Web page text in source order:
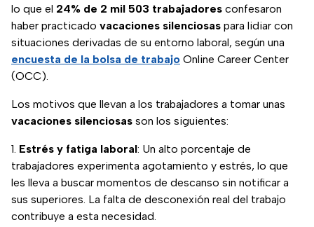
lo que el 24% de 2 mil 503 trabajadores confesaron
haber practicado vacaciones silenciosas para lidiar con
situaciones derivadas de su entorno laboral, según una
encuesta de la bolsa de trabajo Online Career Center
(OCC).
Los motivos que llevan a los trabajadores a tomar unas
vacaciones silenciosas son los siguientes:
Estrés y fatiga laboral: Un alto porcentaje de
trabajadores experimenta agotamiento y estrés, lo que
les lleva a buscar momentos de descanso sin notificar a
sus superiores. La falta de desconexión real del trabajo
contribuye a esta necesidad.